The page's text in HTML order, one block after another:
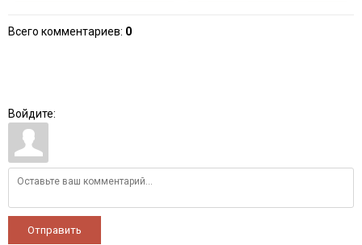
Всего комментариев: 0
Войдите:
Отправить